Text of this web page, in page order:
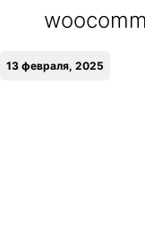
13 февраля, 2025